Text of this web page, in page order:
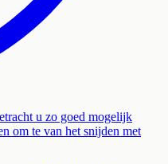
u zo goed mogelijk
om te van het snijden met